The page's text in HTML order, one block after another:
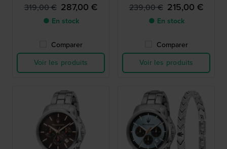
319,00 € 287,00 €
● En stock
Comparer
Voir les produits
239,00 € 215,00 €
● En stock
Comparer
Voir les produits